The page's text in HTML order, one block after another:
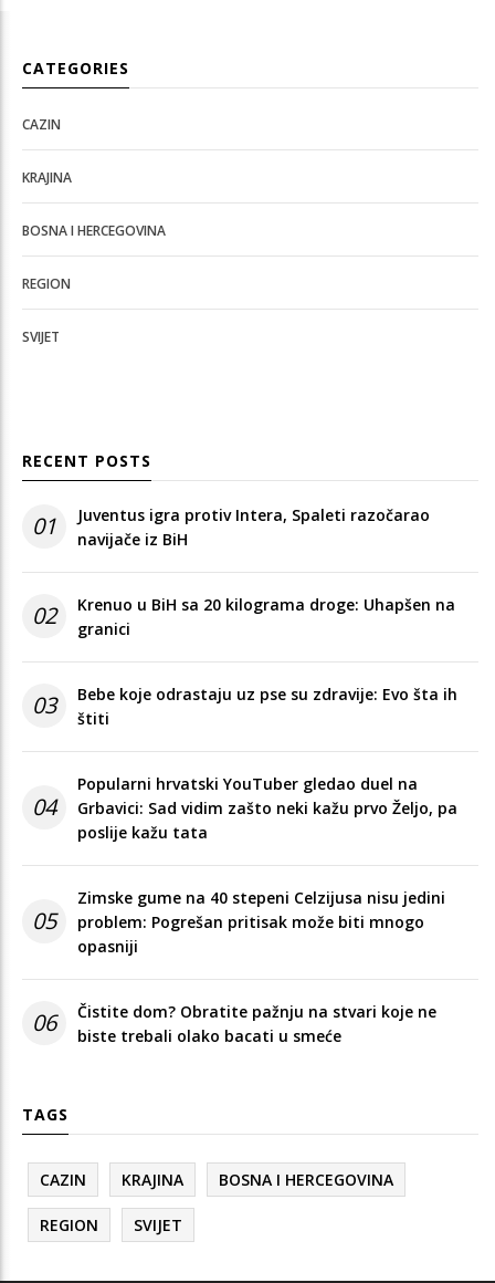
CATEGORIES
CAZIN
KRAJINA
BOSNA I HERCEGOVINA
REGION
SVIJET
RECENT POSTS
01
Juventus igra protiv Intera, Spaleti razočarao
navijače iz BiH
02
Krenuo u BiH sa 20 kilograma droge: Uhapšen na
granici
03
Bebe koje odrastaju uz pse su zdravije: Evo šta ih
štiti
04
Popularni hrvatski YouTuber gledao duel na
Grbavici: Sad vidim zašto neki kažu prvo Željo, pa
poslije kažu tata
05
Zimske gume na 40 stepeni Celzijusa nisu jedini
problem: Pogrešan pritisak može biti mnogo
opasniji
06
Čistite dom? Obratite pažnju na stvari koje ne
biste trebali olako bacati u smeće
TAGS
CAZIN KRAJINA BOSNA I HERCEGOVINA
REGION SVIJET